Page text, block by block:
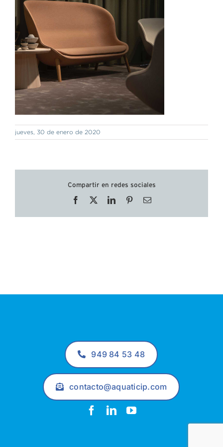
jueves, 30 de enero de 2020
Compartir en redes sociales
Facebook LinkedInPinterestCorreo
949 84 53 48
contacto@aquaticip.com